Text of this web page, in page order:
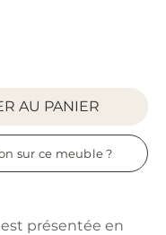
AU PANIER
sur ce meuble ?
présentée en